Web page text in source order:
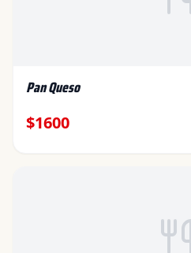
Pan Queso
$1600